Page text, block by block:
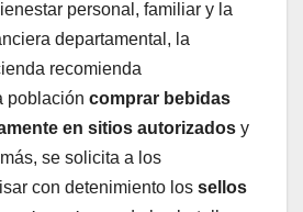
personal, familiar y la
departamental, la
recomienda
población comprar bebidas
en sitios autorizados y
se solicita a los
con detenimiento los sellos